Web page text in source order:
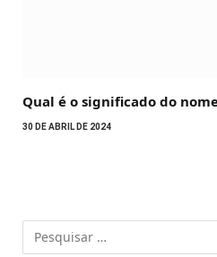
Qual é o significado do
30 DE ABRIL DE 2024